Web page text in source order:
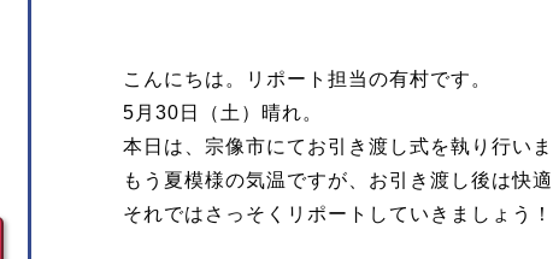
こんにちは。リポート担当の有村です。
5月30日（土）晴れ。
本日は、宗像市にてお引き渡し式を執り行いま
もう夏模様の気温ですが、お引き渡し後は快
それではさっそくリポートしていきましょう！